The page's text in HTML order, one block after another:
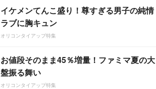
イケメンてんこ盛り！尊すぎる男子の純情
ラブに胸キュン
オリコンタイアップ特集
お値段そのまま45％増量！ファミマ夏の大
盤振る舞い
オリコンタイアップ特集